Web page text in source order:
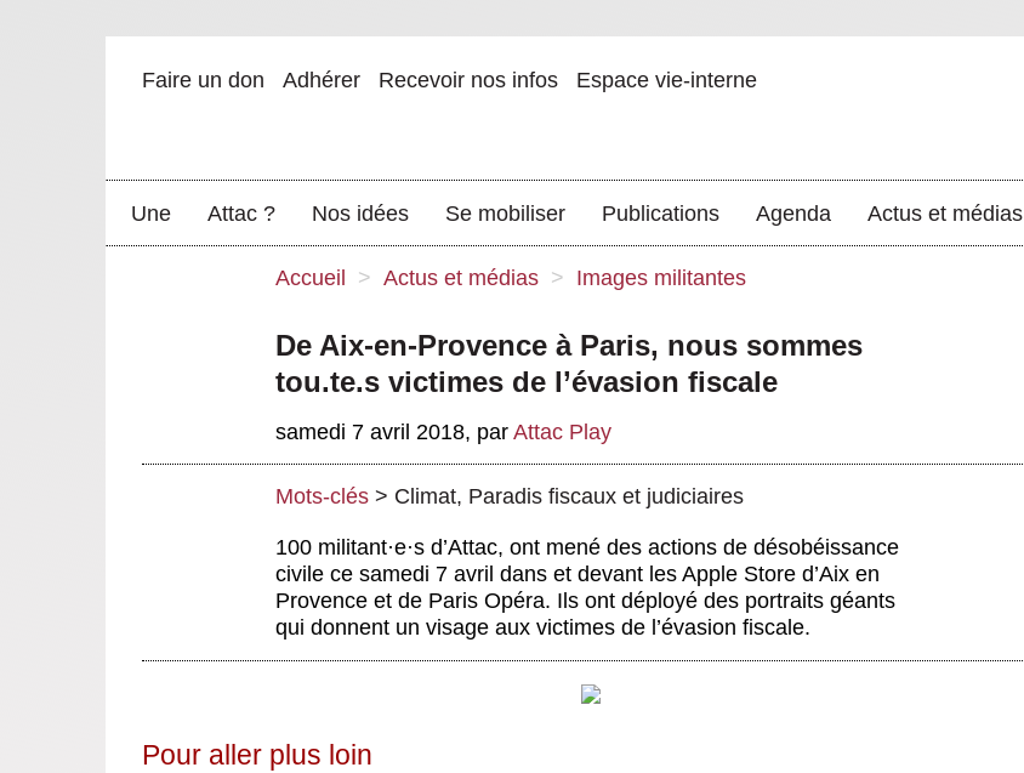
Faire un don Adhérer Recevoir nos infos Espace vie-interne
Une Attac ? Nos idées Se mobiliser Publications Agenda Actus et médias
Accueil > Actus et médias > Images militantes
De Aix-en-Provence à Paris, nous sommes
tou.te.s victimes de l’évasion fiscale
samedi 7 avril 2018, par Attac Play
Mots-clés > Climat, Paradis fiscaux et judiciaires
100 militant·e·s d’Attac, ont mené des actions de désobéissance
civile ce samedi 7 avril dans et devant les Apple Store d’Aix en
Provence et de Paris Opéra. Ils ont déployé des portraits géants
qui donnent un visage aux victimes de l’évasion fiscale.
Pour aller plus loin